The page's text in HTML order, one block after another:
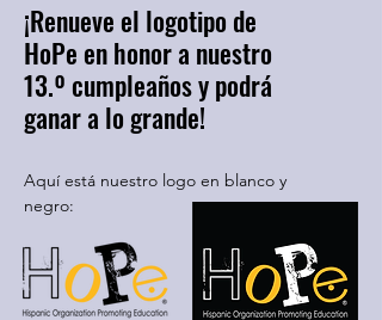
¡Renueve el logotipo de
HoPe en honor a nuestro
13.º cumpleaños y podrá
ganar a lo grande!
Aquí está nuestro logo en blanco y
negro: